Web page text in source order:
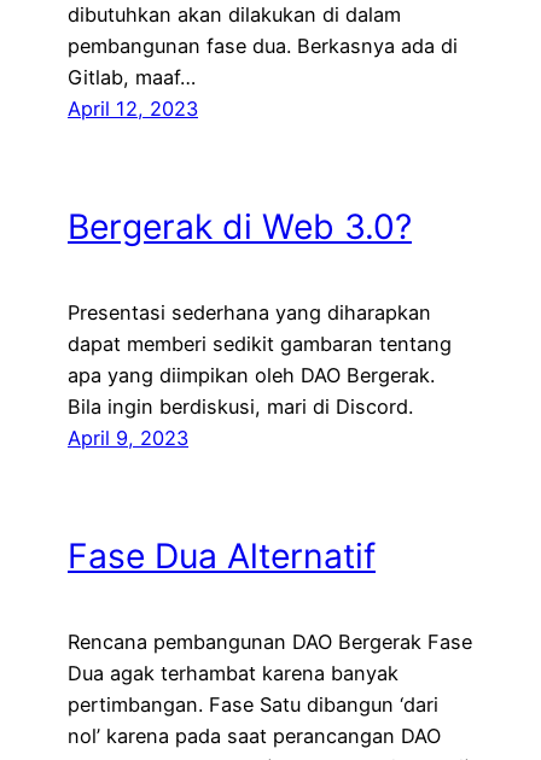
dibutuhkan akan dilakukan di dalam
pembangunan fase dua. Berkasnya ada di
Gitlab, maaf…
April 12, 2023
Bergerak di Web 3.0?
Presentasi sederhana yang diharapkan
dapat memberi sedikit gambaran tentang
apa yang diimpikan oleh DAO Bergerak.
Bila ingin berdiskusi, mari di Discord.
April 9, 2023
Fase Dua Alternatif
Rencana pembangunan DAO Bergerak Fase
Dua agak terhambat karena banyak
pertimbangan. Fase Satu dibangun ‘dari
nol’ karena pada saat perancangan DAO